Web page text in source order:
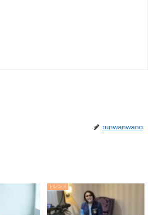
runwanwano
トレンド